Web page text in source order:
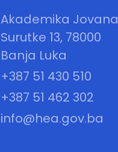
Akademika Jovana
Surutke 13, 78000
Banja Luka
+387 51 430 510
+387 51 462 302
info@hea.gov.ba